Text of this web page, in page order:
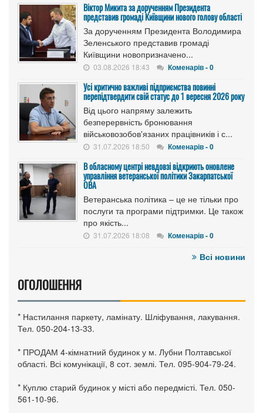
Віктор Микита за дорученням Президента
представив громаді Київщини нового голову області
За дорученням Президента Володимира
Зеленського представив громаді
Київщини новопризначено...
03.08.2026 18:43 Коменарів - 0
Усі критично важливі підприємства повинні
перепідтвердити свій статус до 1 вересня 2026 року
Від цього напряму залежить
безперервність бронювання
військовозобов'язаних працівників і с...
31.07.2026 18:50 Коменарів - 0
В обласному центрі невдовзі відкриють оновлене
управління ветеранської політики Закарпатської
ОВА
Ветеранська політика – це не тільки про
послуги та програми підтримки. Це також
про якість...
31.07.2026 18:08 Коменарів - 0
Всі новини
ОГОЛОШЕННЯ
* Настилання паркету, ламінату. Шліфування, лакування.
Тел. 050-204-13-33.
* ПРОДАМ 4-кімнатний будинок у м. Лубни Полтавської
області. Всі комунікації, 8 сот. землі. Тел. 095-904-79-24.
* Куплю старий будинок у місті або передмісті. Тел. 050-
561-10-96.